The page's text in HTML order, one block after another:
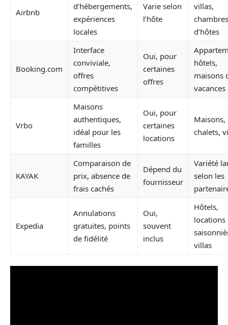
Airbnb
d’hébergements,
expériences
locales
Varie selon
l’hôte
villas,
chambres
d’hôtes
Booking.com
Interface
conviviale,
offres
compétitives
Oui, pour
certaines
offres
hôtels,
maisons
vacances
Vrbo
Maisons
authentiques,
idéal pour les
familles
Oui, pour
certaines
locations
Maisons,
chalets,
KAYAK
Comparaison de
prix, absence de
frais cachés
Dépend du
fournisseur
Variété
selon les
Expedia
Annulations
gratuites, points
de fidélité
Oui,
souvent
inclus
Hôtels,
locations
villas